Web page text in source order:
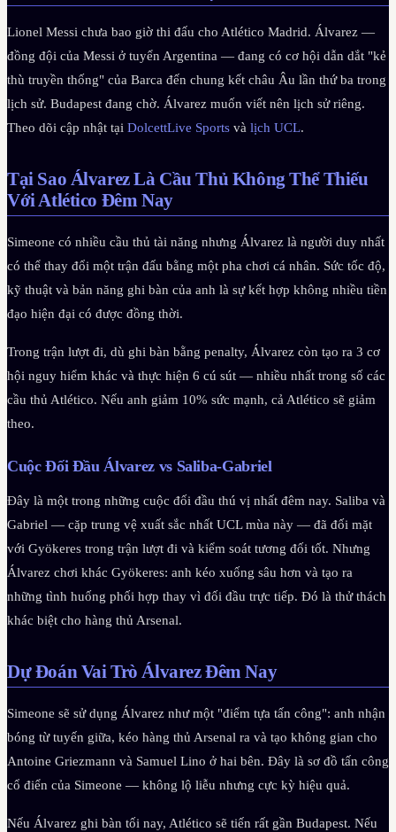
Lionel Messi chưa bao giờ thi đấu cho Atlético Madrid. Álvarez —
đồng đội của Messi ở tuyển Argentina — đang có cơ hội dẫn dắt "kẻ
thù truyền thống" của Barca đến chung kết châu Âu lần thứ ba trong
lịch sử. Budapest đang chờ. Álvarez muốn viết nên lịch sử riêng.
Theo dõi cập nhật tại DolcettLive Sports và lịch UCL.
Tại Sao Álvarez Là Cầu Thủ Không Thể Thiếu
Với Atlético Đêm Nay
Simeone có nhiều cầu thủ tài năng nhưng Álvarez là người duy nhất
có thể thay đổi một trận đấu bằng một pha chơi cá nhân. Sức tốc độ,
kỹ thuật và bản năng ghi bàn của anh là sự kết hợp không nhiều tiền
đạo hiện đại có được đồng thời.
Trong trận lượt đi, dù ghi bàn bằng penalty, Álvarez còn tạo ra 3 cơ
hội nguy hiểm khác và thực hiện 6 cú sút — nhiều nhất trong số các
cầu thủ Atlético. Nếu anh giảm 10% sức mạnh, cả Atlético sẽ giảm
theo.
Cuộc Đối Đầu Álvarez vs Saliba-Gabriel
Đây là một trong những cuộc đối đầu thú vị nhất đêm nay. Saliba và
Gabriel — cặp trung vệ xuất sắc nhất UCL mùa này — đã đối mặt
với Gyökeres trong trận lượt đi và kiểm soát tương đối tốt. Nhưng
Álvarez chơi khác Gyökeres: anh kéo xuống sâu hơn và tạo ra
những tình huống phối hợp thay vì đối đầu trực tiếp. Đó là thử thách
khác biệt cho hàng thủ Arsenal.
Dự Đoán Vai Trò Álvarez Đêm Nay
Simeone sẽ sử dụng Álvarez như một "điểm tựa tấn công": anh nhận
bóng từ tuyến giữa, kéo hàng thủ Arsenal ra và tạo không gian cho
Antoine Griezmann và Samuel Lino ở hai bên. Đây là sơ đồ tấn công
cổ điển của Simeone — không lộ liễu nhưng cực kỳ hiệu quả.
Nếu Álvarez ghi bàn tối nay, Atlético sẽ tiến rất gần Budapest. Nếu